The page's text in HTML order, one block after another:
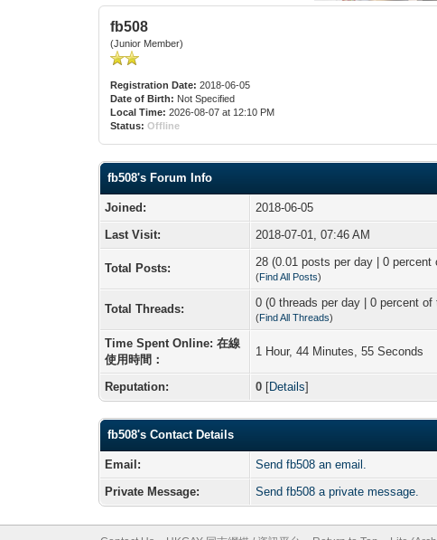
fb508
(Junior Member)
Registration Date: 2018-06-05
Date of Birth: Not Specified
Local Time: 2026-08-07 at 12:10 PM
Status: Offline
fb508's Forum Info
Joined:
2018-06-05
Last Visit:
2018-07-01, 07:46 AM
Total Posts: 28 (0.01 posts per day | 0 percent
(Find All Posts)
Total Threads: 0 (0 threads per day | 0 percent of
(Find All Threads)
Time Spent Online: 在線
使用時間：
1 Hour, 44 Minutes, 55 Seconds
Reputation: 0 [Details]
fb508's Contact Details
Email:
Send fb508 an email.
Private Message:
Send fb508 a private message.